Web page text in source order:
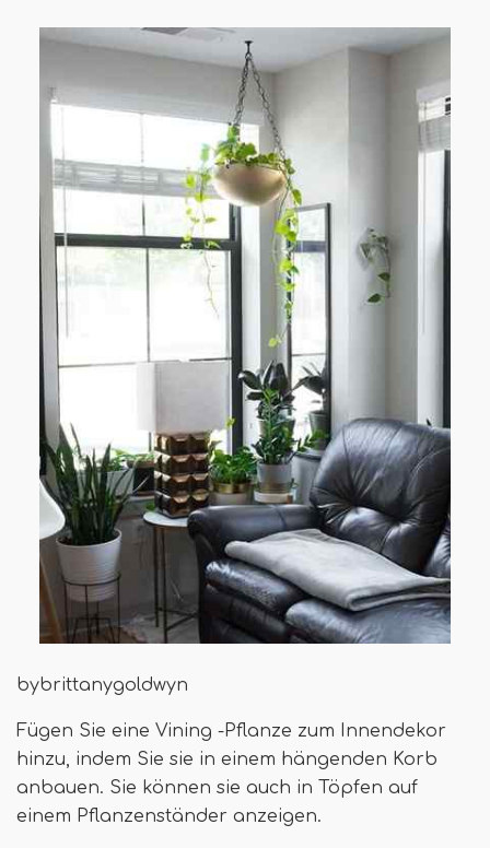
bybrittanygoldwyn
Fügen Sie eine Vining -Pflanze zum Innendekor
hinzu, indem Sie sie in einem hängenden Korb
anbauen. Sie können sie auch in Töpfen auf
einem Pflanzenständer anzeigen.